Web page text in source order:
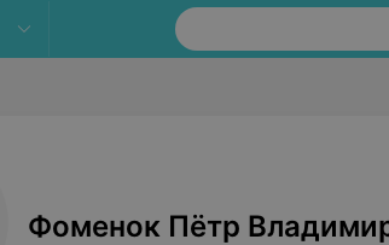
Фоменок Пётр